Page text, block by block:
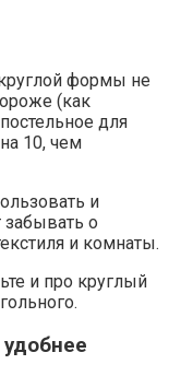
формы не
(как
для
10, чем
и
забывать о
и комнаты.
и про круглый